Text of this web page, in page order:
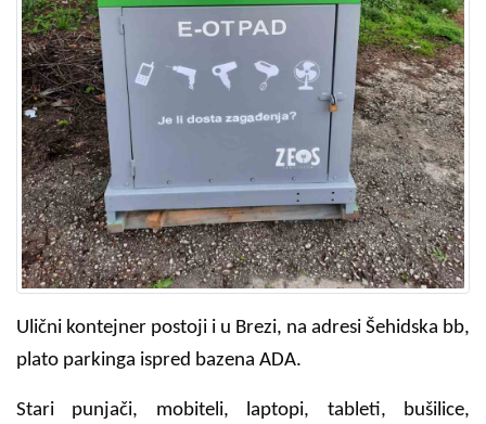
Ulični kontejner postoji i u Brezi, na adresi Šehidska bb,
plato parkinga ispred bazena ADA.
Stari punjači, mobiteli, laptopi, tableti, bušilice,